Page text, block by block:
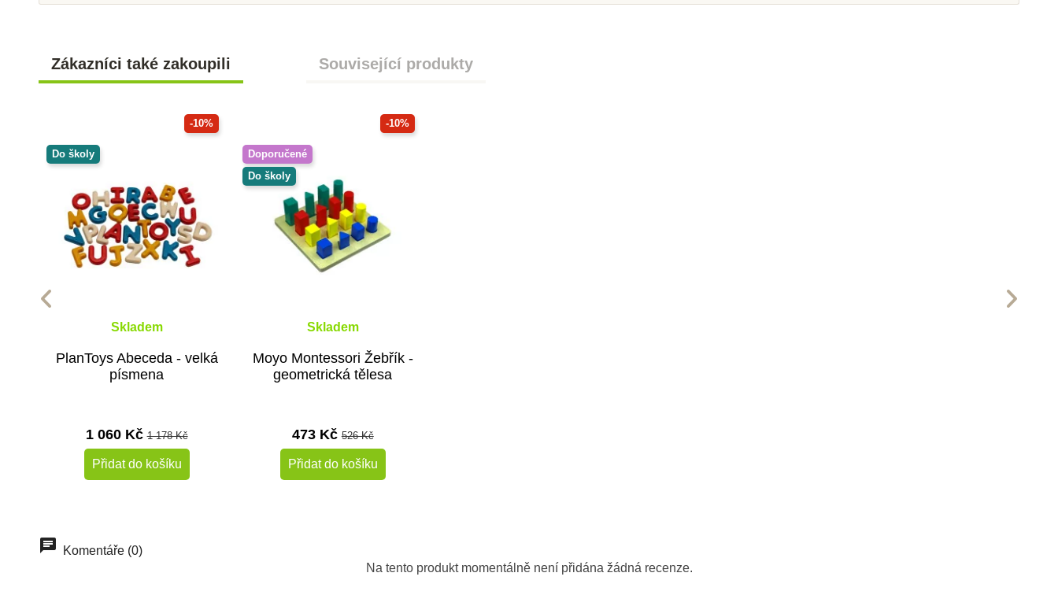
Zákazníci také zakoupili Související produkty
-10%
Do školy
Skladem
PlanToys Abeceda - velká
písmena
1 060 Kč1 178 Kč
Přidat do košíku
-10%
Doporučené
Do školy
Skladem
Moyo Montessori Žebřík -
geometrická tělesa
473 Kč526 Kč
Přidat do košíku
Komentáře (0)
Na tento produkt momentálně není přidána žádná recenze.